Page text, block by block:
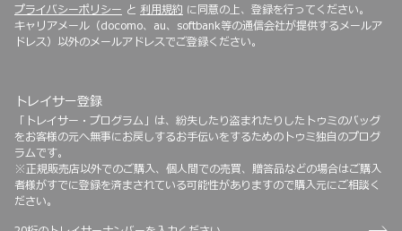
プライバシーポリシー と 利用規約 に同意の上、登録を行ってください。
キャリアメール（docomo、au、softbank等の通信会社が提供するメールア
ドレス）以外のメールアドレスでご登録ください。
トレイサー登録
「トレイサー・プログラム」は、紛失したり盗まれたりしたトゥミのバッグ
をお客様の元へ無事にお戻しするお手伝いをするためのトゥミ独自のプログ
ラムです。
※正規販売店以外でのご購入、個人間での売買、贈答品などの場合はご購入
者様がすでに登録を済まされている可能性がありますので購入元にご相談く
ださい。